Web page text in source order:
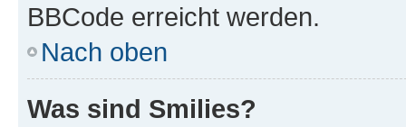
BBCode erreicht werden.
Nach oben
Was sind Smilies?